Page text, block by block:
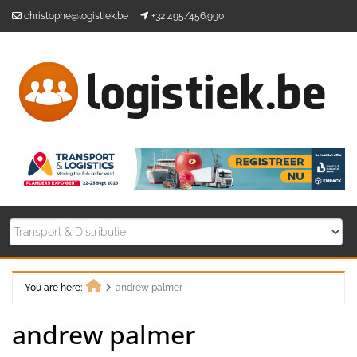
christophe@logistiek.be +32 495/456.990
You are here:
andrew palmer
andrew palmer